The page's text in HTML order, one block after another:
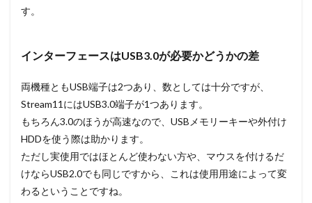
す。
インターフェースはUSB3.0が必要かどうかの差
両機種ともUSB端子は2つあり、数としては十分ですが、
Stream11にはUSB3.0端子が1つあります。
もちろん3.0のほうが高速なので、USBメモリーキーや外付け
HDDを使う際は助かります。
ただし実使用ではほとんど使わない方や、マウスを付けるだ
けならUSB2.0でも同じですから、これは使用用途によって変
わるということですね。